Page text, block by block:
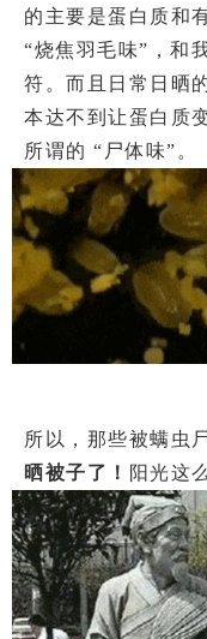
的主要是蛋白质和
“烧焦羽毛味”，和
符。而且日常日晒
本达不到让蛋白质
所谓的 “尸体味”。
所以，那些被螨虫
晒被子了！ 阳光这